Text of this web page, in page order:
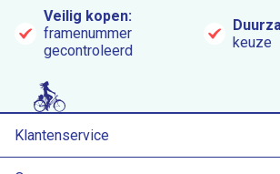
Veilig kopen:
framenummer
gecontroleerd
keuze
Klantenservice